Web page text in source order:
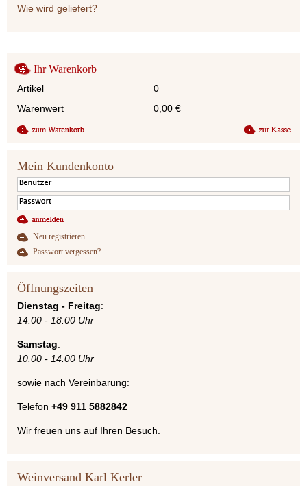
Wie wird geliefert?
Ihr Warenkorb
Artikel
0
Warenwert
0,00 €
Mein Kundenkonto
Neu registrieren
Passwort vergessen?
Öffnungszeiten
Dienstag - Freitag:
14.00 - 18.00 Uhr
Samstag:
10.00 - 14.00 Uhr
sowie nach Vereinbarung:
Telefon +49 911 5882842
Wir freuen uns auf Ihren Besuch.
Weinversand Karl Kerler